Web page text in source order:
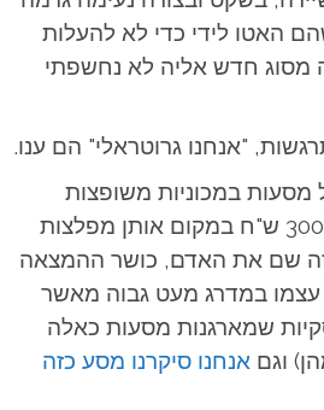
האטו לידי כדי לא להעלות
מסוג חדש אליה לא נחשפתי
"אנחנו גרוטראלי" הם ענו.
במכוניות משופצות
ישנות בעלויות של כ 3000 ש"ח במקום אותן מפלצות
הזה שם את האדם, כושר ההמצאה
במדרג מעט גבוה מאשר
שמארגנות מסעות כאלה
וגם אנחנו סיקרנו מסע כזה